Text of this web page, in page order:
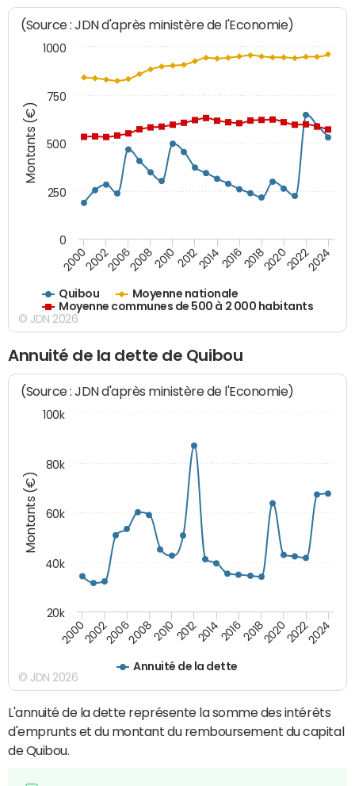
Montants (€)
(Source : JDN d'après ministère de l'Economie)
Quibou
Moyenne nationale
Moyenne communes de 500 à 2 000 habitants
200020022006200820102012201420162018202020222024
0
250
500
750
1000
© JDN 2026
Annuité de la dette de Quibou
Montants (€)
(Source : JDN d'après ministère de l'Economie)
Annuité de la dette
200020022006200820102012201420162018202020222024
20k
40k
60k
80k
100k
© JDN 2026
L'annuité de la dette représente la somme des intérêts
d'emprunts et du montant du remboursement du capital
de Quibou.